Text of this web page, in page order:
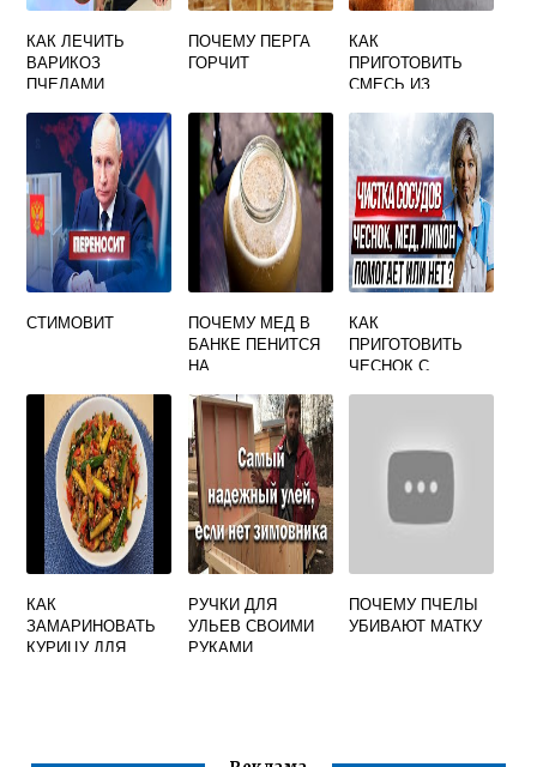
КАК ЛЕЧИТЬ
ВАРИКОЗ
ПЧЕЛАМИ
ПОЧЕМУ ПЕРГА
ГОРЧИТ
КАК
ПРИГОТОВИТЬ
СМЕСЬ ИЗ
ЧЕРНОСЛИВА
ИЗЮМА ОРЕХОВ
И МЕДА
СТИМОВИТ
ПОЧЕМУ МЕД В
БАНКЕ ПЕНИТСЯ
НА
КАК
ПРИГОТОВИТЬ
ЧЕСНОК С
КАК
ЗАМАРИНОВАТЬ
КУРИЦУ ДЛЯ
РУЧКИ ДЛЯ
УЛЬЕВ СВОИМИ
РУКАМИ
ПОЧЕМУ ПЧЕЛЫ
УБИВАЮТ МАТКУ